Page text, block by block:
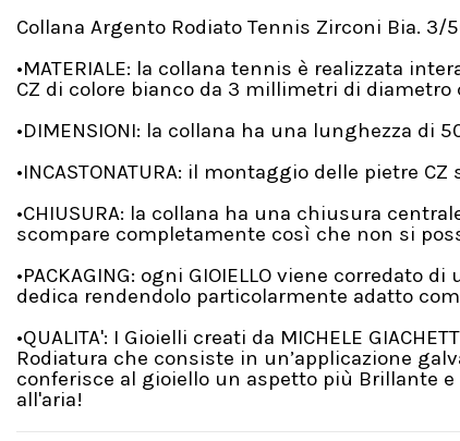
Collana Argento Rodiato Tennis Zirconi Bia. 3/
•MATERIALE: la collana tennis è realizzata
CZ di colore bianco da 3 millimetri di
•DIMENSIONI: la collana ha una lunghezza di
•INCASTONATURA: il montaggio delle pietre
•CHIUSURA: la collana ha una chiusura
scompare completamente così che non si
•PACKAGING: ogni GIOIELLO viene
dedica rendendolo particolarmente adatto
•QUALITA': I Gioielli creati da MICHELE
Rodiatura che consiste in un’applicazione
conferisce al gioiello un aspetto più Brillante
all'aria!